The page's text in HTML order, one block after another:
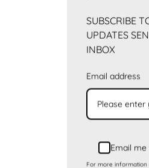
SUBSCRIBE
UPDATES
INBOX
Email address
Email
For more